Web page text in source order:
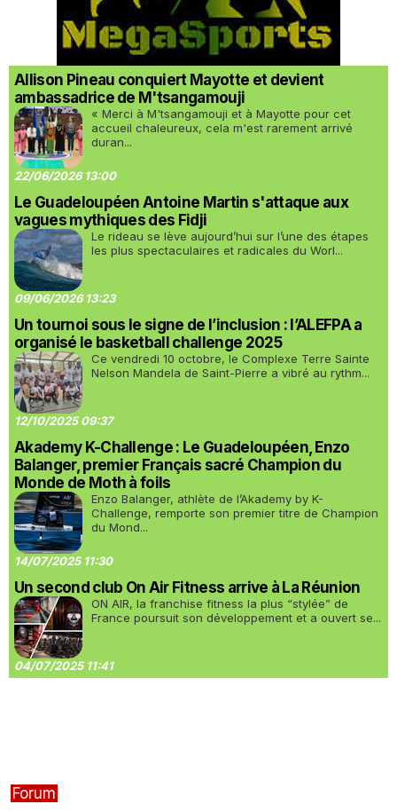
Allison Pineau conquiert Mayotte et devient
ambassadrice de M'tsangamouji
« Merci à M'tsangamouji et à Mayotte pour cet
accueil chaleureux, cela m'est rarement arrivé
duran...
22/06/2026 13:00
Le Guadeloupéen Antoine Martin s'attaque aux
vagues mythiques des Fidji
Le rideau se lève aujourd’hui sur l’une des étapes
les plus spectaculaires et radicales du Worl...
09/06/2026 13:23
Un tournoi sous le signe de l’inclusion : l’ALEFPA a
organisé le basketball challenge 2025
Ce vendredi 10 octobre, le Complexe Terre Sainte
Nelson Mandela de Saint-Pierre a vibré au rythm...
12/10/2025 09:37
Akademy K-Challenge : Le Guadeloupéen, Enzo
Balanger, premier Français sacré Champion du
Monde de Moth à foils
Enzo Balanger, athlète de l’Akademy by K-
Challenge, remporte son premier titre de Champion
du Mond...
14/07/2025 11:30
Un second club On Air Fitness arrive à La Réunion
ON AIR, la franchise fitness la plus “stylée” de
France poursuit son développement et a ouvert se...
04/07/2025 11:41
Forum